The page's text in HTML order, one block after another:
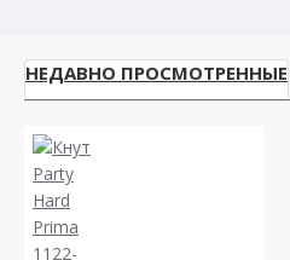
НЕДАВНО ПРОСМОТРЕННЫЕ